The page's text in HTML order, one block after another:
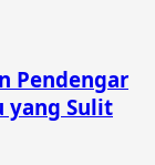
Pendengar
yang Sulit